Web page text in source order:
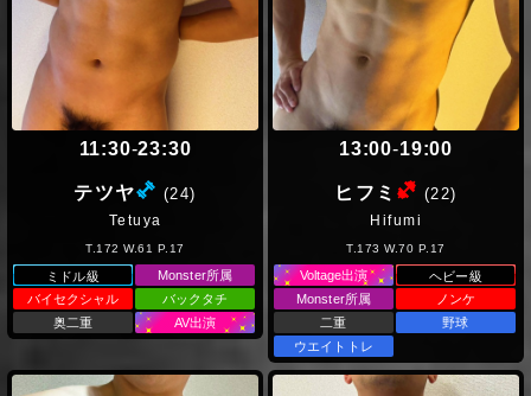
11:30-23:30
テツヤ (ミドル級)
(24)
Tetuya
T.172 W.61 P.17
ミドル級
Monster所属
バイセクシャル
バックタチ
奥二重
AV出演
13:00-19:00
ヒフミ (ヘビー
(22)
Hifumi
T.173 W.70 P.17
Voltage出演
ヘビー級
Monster所属
ノンケ
二重
野球
ウエイトトレ